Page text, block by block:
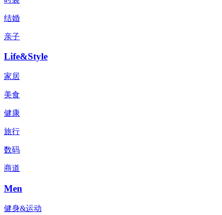
结婚
亲子
Life&Style
家居
美食
健康
旅行
数码
商道
Men
健身&运动